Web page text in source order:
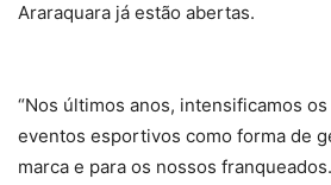
Araraquara já estão abertas.
“Nos últimos anos, intensificamos
eventos esportivos como forma de
marca e para os nossos